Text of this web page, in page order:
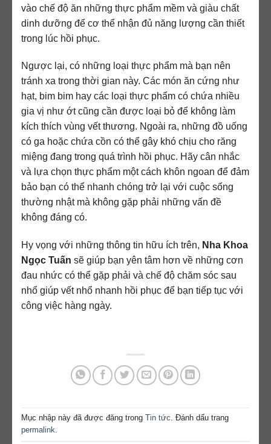
vào chế độ ăn những thực phẩm mềm và giàu chất
dinh dưỡng để cơ thể nhận đủ năng lượng cần thiết
trong lúc hồi phục.
Ngược lại, có những loại thực phẩm mà bạn nên
tránh xa trong thời gian này. Các món ăn cứng như
hạt, bim bim hay các loại thực phẩm có chứa nhiều
gia vị như ớt cũng cần được loại bỏ để không làm
kích thích vùng vết thương. Ngoài ra, những đồ uống
có ga hoặc chứa cồn có thể gây khó chịu cho răng
miệng đang trong quá trình hồi phục. Hãy cân nhắc
và lựa chọn thực phẩm một cách khôn ngoan để đảm
bảo bạn có thể nhanh chóng trở lại với cuộc sống
thường nhật mà không gặp phải những vấn đề
không đáng có.
Hy vọng với những thông tin hữu ích trên, Nha Khoa
Ngọc Tuấn sẽ giúp bạn yên tâm hơn về những cơn
đau nhức có thể gặp phải và chế độ chăm sóc sau
nhổ giúp vết nhổ nhanh hồi phục để bạn tiếp tục với
công việc hàng ngày.
Mục nhập này đã được đăng trong Tin tức. Đánh dấu trang
permalink.